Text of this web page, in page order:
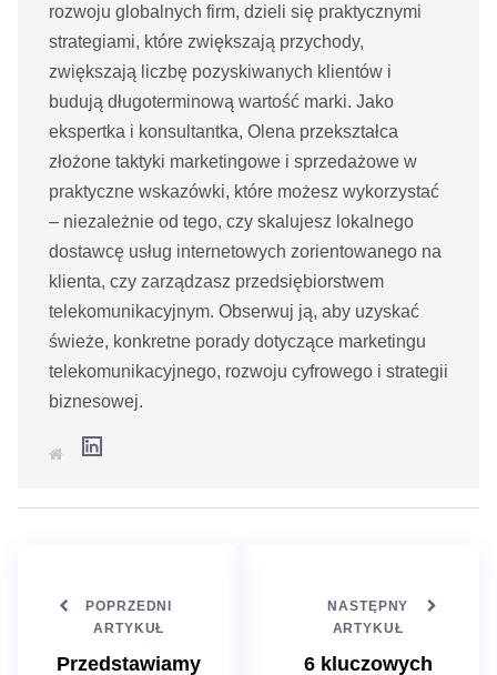
rozwoju globalnych firm, dzieli się praktycznymi
strategiami, które zwiększają przychody,
zwiększają liczbę pozyskiwanych klientów i
budują długoterminową wartość marki. Jako
ekspertka i konsultantka, Olena przekształca
złożone taktyki marketingowe i sprzedażowe w
praktyczne wskazówki, które możesz wykorzystać
– niezależnie od tego, czy skalujesz lokalnego
dostawcę usług internetowych zorientowanego na
klienta, czy zarządzasz przedsiębiorstwem
telekomunikacyjnym. Obserwuj ją, aby uzyskać
świeże, konkretne porady dotyczące marketingu
telekomunikacyjnego, rozwoju cyfrowego i strategii
biznesowej.
r
t
o
POPRZEDNI
ARTYKUŁ
Przedstawiamy
NASTĘPNY
ARTYKUŁ
6 kluczowych